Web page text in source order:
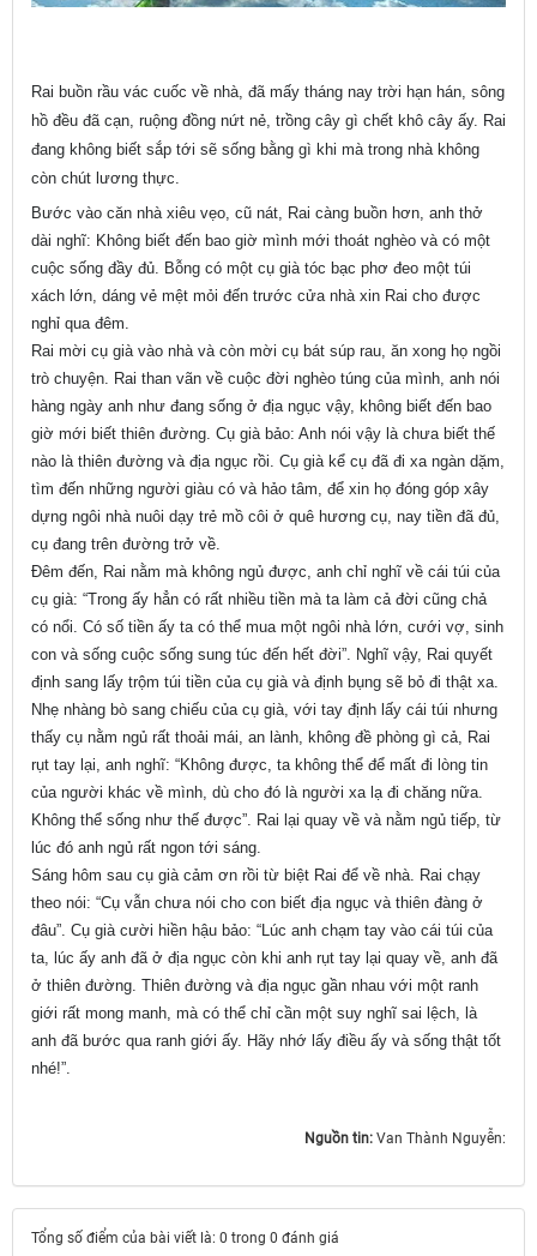
Rai buồn rầu vác cuốc về nhà, đã mấy tháng nay trời hạn hán, sông
hồ đều đã cạn, ruộng đồng nứt nẻ, trồng cây gì chết khô cây ấy. Rai
đang không biết sắp tới sẽ sống bằng gì khi mà trong nhà không
còn chút lương thực.
Bước vào căn nhà xiêu vẹo, cũ nát, Rai càng buồn hơn, anh thở
dài nghĩ: Không biết đến bao giờ mình mới thoát nghèo và có một
cuộc sống đầy đủ. Bỗng có một cụ già tóc bạc phơ đeo một túi
xách lớn, dáng vẻ mệt mỏi đến trước cửa nhà xin Rai cho được
nghỉ qua đêm.
Rai mời cụ già vào nhà và còn mời cụ bát súp rau, ăn xong họ ngồi
trò chuyện. Rai than vãn về cuộc đời nghèo túng của mình, anh nói
hàng ngày anh như đang sống ở địa ngục vậy, không biết đến bao
giờ mới biết thiên đường. Cụ già bảo: Anh nói vậy là chưa biết thế
nào là thiên đường và địa ngục rồi. Cụ già kể cụ đã đi xa ngàn dặm,
tìm đến những người giàu có và hảo tâm, để xin họ đóng góp xây
dựng ngôi nhà nuôi dạy trẻ mồ côi ở quê hương cụ, nay tiền đã đủ,
cụ đang trên đường trở về.
Đêm đến, Rai nằm mà không ngủ được, anh chỉ nghĩ về cái túi của
cụ già: “Trong ấy hẳn có rất nhiều tiền mà ta làm cả đời cũng chả
có nổi. Có số tiền ấy ta có thể mua một ngôi nhà lớn, cưới vợ, sinh
con và sống cuộc sống sung túc đến hết đời”. Nghĩ vậy, Rai quyết
định sang lấy trộm túi tiền của cụ già và định bụng sẽ bỏ đi thật xa.
Nhẹ nhàng bò sang chiếu của cụ già, với tay định lấy cái túi nhưng
thấy cụ nằm ngủ rất thoải mái, an lành, không đề phòng gì cả, Rai
rụt tay lại, anh nghĩ: “Không được, ta không thể để mất đi lòng tin
của người khác về mình, dù cho đó là người xa lạ đi chăng nữa.
Không thể sống như thế được”. Rai lại quay về và nằm ngủ tiếp, từ
lúc đó anh ngủ rất ngon tới sáng.
Sáng hôm sau cụ già cảm ơn rồi từ biệt Rai để về nhà. Rai chạy
theo nói: “Cụ vẫn chưa nói cho con biết địa ngục và thiên đàng ở
đâu”. Cụ già cười hiền hậu bảo: “Lúc anh chạm tay vào cái túi của
ta, lúc ấy anh đã ở địa ngục còn khi anh rụt tay lại quay về, anh đã
ở thiên đường. Thiên đường và địa ngục gần nhau với một ranh
giới rất mong manh, mà có thể chỉ cần một suy nghĩ sai lệch, là
anh đã bước qua ranh giới ấy. Hãy nhớ lấy điều ấy và sống thật tốt
nhé!”.
Nguồn tin: Van Thành Nguyễn:
Tổng số điểm của bài viết là: 0 trong 0 đánh giá